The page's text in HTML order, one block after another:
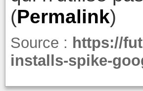
(Permalink)
Source : https://
installs-spike-